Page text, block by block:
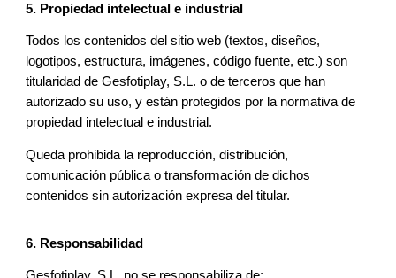
5. Propiedad intelectual e industrial
Todos los contenidos del sitio web (textos, diseños,
logotipos, estructura, imágenes, código fuente, etc.) son
titularidad de Gesfotiplay, S.L. o de terceros que han
autorizado su uso, y están protegidos por la normativa de
propiedad intelectual e industrial.
Queda prohibida la reproducción, distribución,
comunicación pública o transformación de dichos
contenidos sin autorización expresa del titular.
6. Responsabilidad